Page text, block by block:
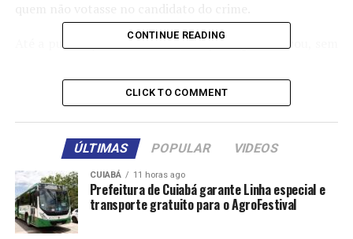
Até a publicação deste texto, a reportagem buscou, sem
os outros citados no inquérito da PF que revela o avanço
da facção no interior cearense. O espaço está aberto
para manifestações.
Santa Quitéria, vizinha ao município de Sobral, tem
cerca de 40 mil habitantes e se situa a 220 quilômetros
de Fortaleza. Com a prisão de Braguinha, quem acabou
assumindo a prefeitura foi seu próprio filho, o vereador
Joel Barroso.
CONTINUE READING
CLICK TO COMMENT
ÚLTIMAS POPULAR VIDEOS
CUIABÁ 11 horas ago
Prefeitura de Cuiabá garante Linha especial e
transporte gratuito para o AgroFestival